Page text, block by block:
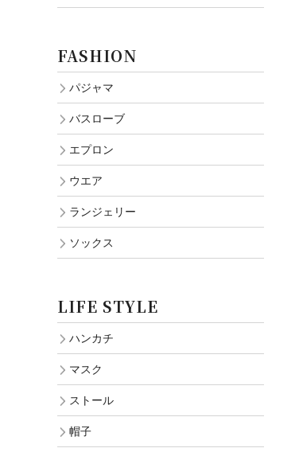
FASHION
パジャマ
バスローブ
エプロン
ウエア
ランジェリー
ソックス
LIFE STYLE
ハンカチ
マスク
ストール
帽子